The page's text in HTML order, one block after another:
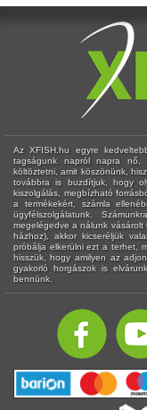
Az XFISH.hu egyre
tagságunk napról napra nő,
költöztetni, amit köszönünk,
továbbra is buzdítjuk, hogy
kiszolgálás, megbízható
a termékekért, számla
ügyfélszolgálatunk.
megelégedve a nálunk
házhoz), akkor kicseréljük
próbálja elkerülni ezt a terhet,
hisszük, hogy amilyen az
gyakorló horgászok is
bennünk.